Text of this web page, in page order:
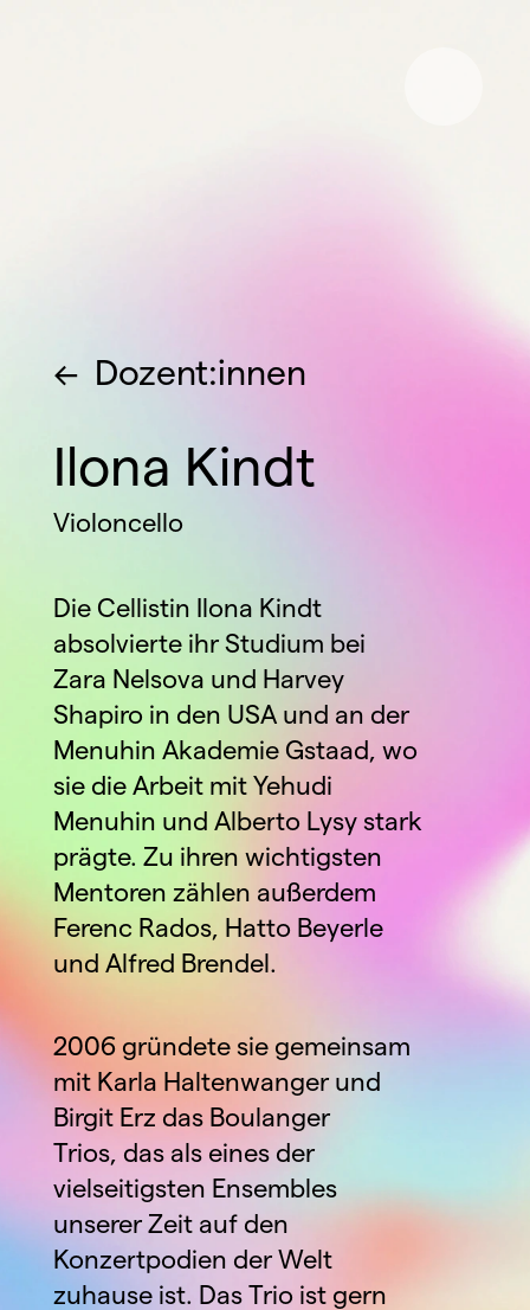
<- Dozent:innen
Ilona Kindt
Violoncello
Die Cellistin Ilona Kindt
absolvierte ihr Studium bei
Zara Nelsova und Harvey
Shapiro in den USA und an der
Menuhin Akademie Gstaad, wo
sie die Arbeit mit Yehudi
Menuhin und Alberto Lysy stark
prägte. Zu ihren wichtigsten
Mentoren zählen außerdem
Ferenc Rados, Hatto Beyerle
und Alfred Brendel.
2006 gründete sie gemeinsam
mit Karla Haltenwanger und
Birgit Erz das Boulanger
Trios, das als eines der
vielseitigsten Ensembles
unserer Zeit auf den
Konzertpodien der Welt
zuhause ist. Das Trio ist gern